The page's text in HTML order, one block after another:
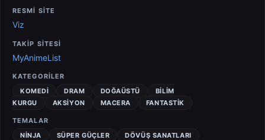
RESMİ SİTE
Viz
TAKİP SİTESİ
MyAnimeList
KATEGORILER
KOMEDI
DRAM DOĞAÜSTÜ
BILIM
KURGU
AKSIYON MACERA FANTASTIK
TEMALAR
NINJA
SÜPER GÜÇLER DÖVÜŞ SANATLARI